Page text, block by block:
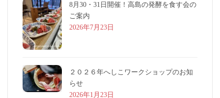
8月30・31日開催！高島の発酵を食す会の
ご案内
2026年7月23日
２０２６年へしこワークショップのお知
らせ
2026年1月23日